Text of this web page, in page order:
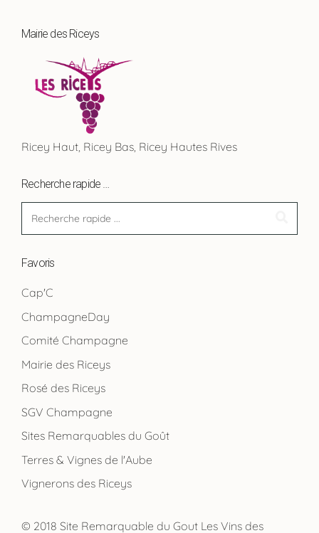
Mairie des Riceys
Ricey Haut, Ricey Bas, Ricey Hautes Rives
Recherche rapide …
Favoris
Cap'C
ChampagneDay
Comité Champagne
Mairie des Riceys
Rosé des Riceys
SGV Champagne
Sites Remarquables du Goût
Terres & Vignes de l'Aube
Vignerons des Riceys
© 2018 Site Remarquable du Gout Les Vins des